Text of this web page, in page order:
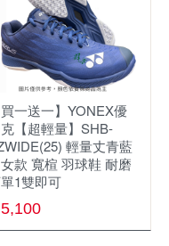
買一送一】YONEX優
【超輕量】SHB-
輕量丈青藍
款 寬楦 羽球鞋 耐磨
1雙即可